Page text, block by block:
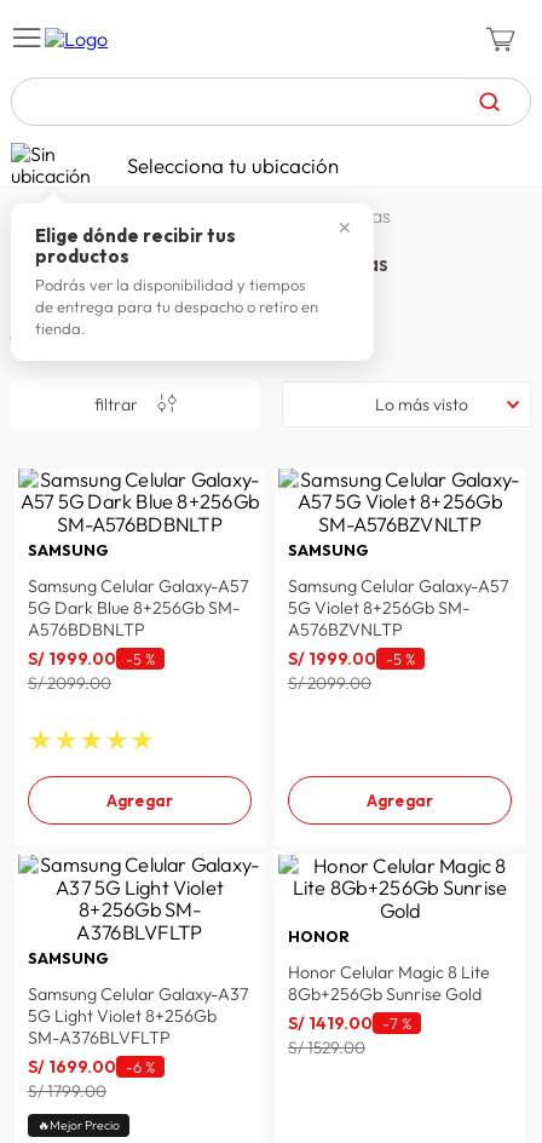
TÉRMINOS MÁS BUSCADOS
1. celulares
2. zapatillas mujer
3. zapatillas hombre
4. moda
5. zapatillas
8. terrex
lavadora
Selecciona tu ubicación
✕
Elige dónde recibir tus
productos
Podrás ver la disponibilidad y tiempos
de entrega para tu despacho o retiro en
tienda.
fiesta del fútbol | celulares y tabletas
Fiesta del fútbol | Celulares y Tabletas
11
filtrar Lo más visto
SAMSUNG
Samsung Celular Galaxy-A57
5G Dark Blue 8+256Gb SM-
A576BDBNLTP
S/ 1999.00 -5 %
S/ 2099.00
★★★★★
Agregar
SAMSUNG
Samsung Celular Galaxy-A57
5G Violet 8+256Gb SM-
A576BZVNLTP
S/ 1999.00 -5 %
S/ 2099.00
Agregar
SAMSUNG
Samsung Celular Galaxy-A37
5G Light Violet 8+256Gb
SM-A376BLVFLTP
S/ 1699.00 -6 %
S/ 1799.00
🔥Mejor Precio
HONOR
Honor Celular Magic 8 Lite
8Gb+256Gb Sunrise Gold
S/ 1419.00 -7 %
S/ 1529.00